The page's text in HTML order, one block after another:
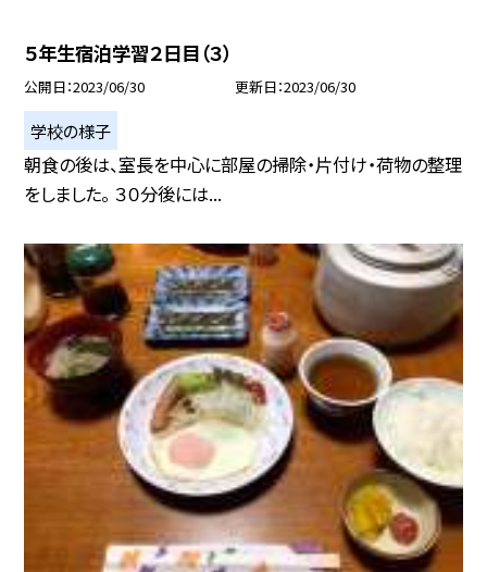
５年生宿泊学習２日目（３）
公開日 2023/06/30 更新日 2023/06/30
学校の様子
朝食の後は、室長を中心に部屋の掃除・片付け・荷物の整理
をしました。 ３０分後には...